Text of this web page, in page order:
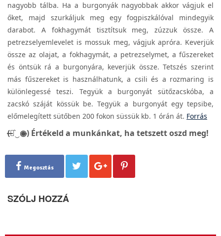
nagyobb tálba. Ha a burgonyák nagyobbak akkor vágjuk el
őket, majd szurkáljuk meg egy fogpiszkálóval mindegyik
darabot. A fokhagymát tisztítsuk meg, zúzzuk össze. A
petrezselyemlevelet is mossuk meg, vágjuk apróra. Keverjük
össze az olajat, a fokhagymát, a petrezselymet, a fűszereket
és öntsük rá a burgonyára, keverjük össze. Tetszés szerint
más fűszereket is használhatunk, a csili és a rozmaring is
különlegessé teszi. Tegyük a burgonyát sütőzacskóba, a
zacskó száját kössük be. Tegyük a burgonyát egy tepsibe,
előmelegített sütőben 200 fokon süssük kb. 1 órán át. Forrás
(̶◉͛‿◉̶) Értékeld a munkánkat, ha tetszett oszd meg!
Megosztás
SZÓLJ HOZZÁ